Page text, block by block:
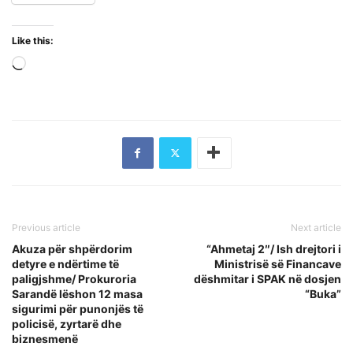
Like this:
Previous article
Akuza për shpërdorim
detyre e ndërtime të
paligjshme/ Prokuroria
Sarandë lëshon 12 masa
sigurimi për punonjës të
policisë, zyrtarë dhe
biznesmenë
Next article
“Ahmetaj 2″/ Ish drejtori i
Ministrisë së Financave
dëshmitar i SPAK në dosjen
“Buka”